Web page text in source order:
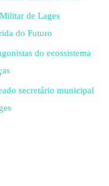
de Lages
do Futuro
do ecossistema
secretário municipal